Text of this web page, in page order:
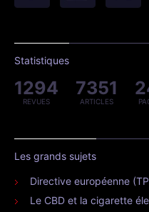
Statistiques
1294
REVUES
7351
ARTICLES
Les grands sujets
Directive européenne
Le CBD et la cigarette